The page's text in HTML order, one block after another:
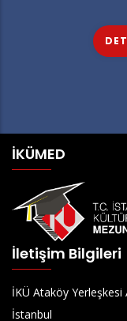
İKÜMED
İletişim Bilgileri
İKÜ Ataköy
İstanbul